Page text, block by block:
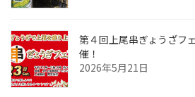
第４回上尾串ぎょうざ
催！
2026年5月21日